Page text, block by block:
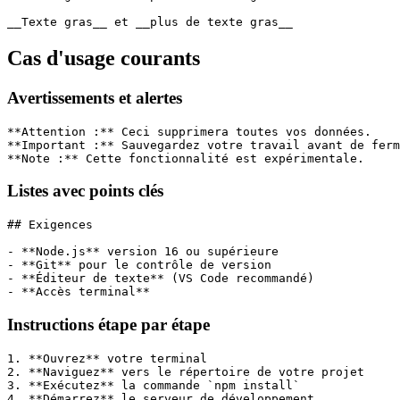
__Texte gras__ et __plus de texte gras__
Cas d'usage courants
Avertissements et alertes
**Attention :** Ceci supprimera toutes vos données.
**Important :** Sauvegardez votre travail avant de
**Note :** Cette fonctionnalité est expérimentale.
Listes avec points clés
## Exigences
- **Node.js** version 16 ou supérieure
- **Git** pour le contrôle de version
- **Éditeur de texte** (VS Code recommandé)
- **Accès terminal**
Instructions étape par étape
1. **Ouvrez** votre terminal
2. **Naviguez** vers le répertoire de votre projet
3. **Exécutez** la commande `npm install`